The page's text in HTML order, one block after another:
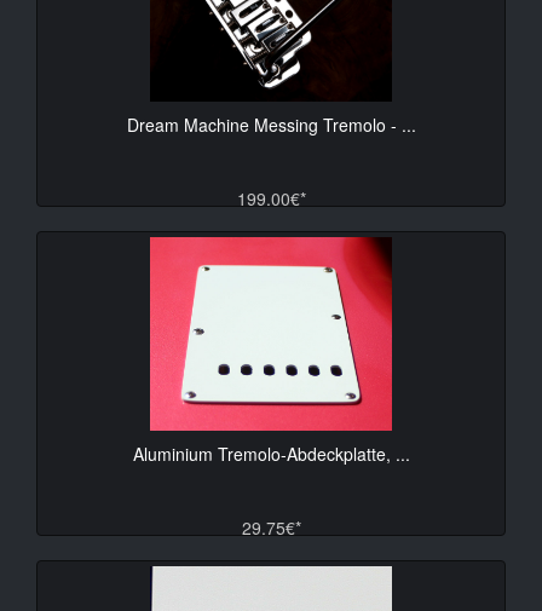
Dream Machine Messing Tremolo - ...
199.00€*
Aluminium Tremolo-Abdeckplatte, ...
29.75€*